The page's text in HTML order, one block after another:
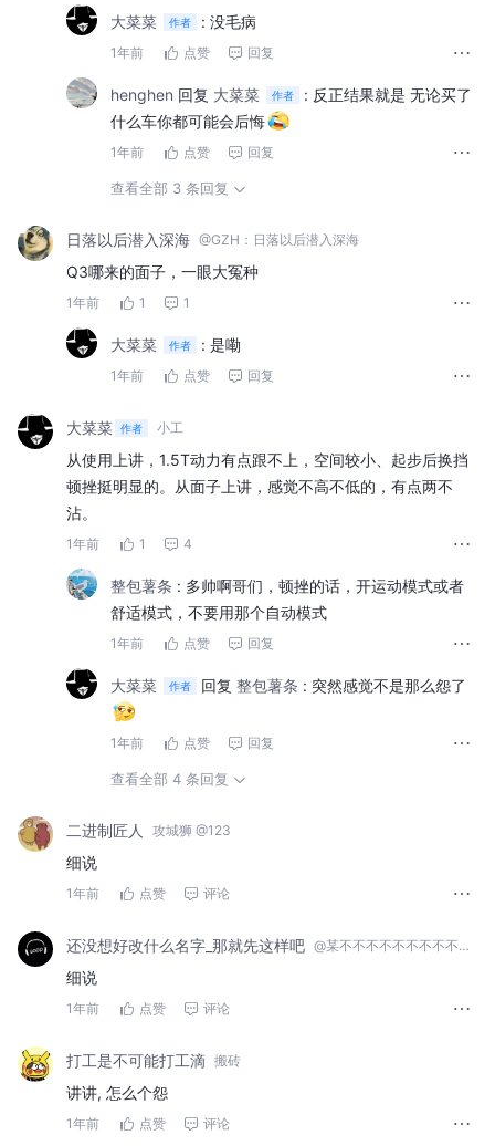
大菜菜 作者 : 没毛病
1年前 点赞 回复
henghen 回复 大菜菜 作者 : 反正结果就是 无论买了
什么车你都可能会后悔
1年前 点赞 回复
查看全部 3 条回复
日落以后潜入深海 @GZH：日落以后潜入深海
Q3哪来的面子，一眼大冤种
1年前 1 1
大菜菜 作者 : 是嘞
1年前 点赞 回复
大菜菜 作者 小工
从使用上讲，1.5T动力有点跟不上，空间较小、起步后换挡
顿挫挺明显的。从面子上讲，感觉不高不低的，有点两不
沾。
1年前 1 4
整包薯条 : 多帅啊哥们，顿挫的话，开运动模式或者
舒适模式，不要用那个自动模式
1年前 点赞 回复
大菜菜 作者 回复 整包薯条 : 突然感觉不是那么怨了
1年前 点赞 回复
查看全部 4 条回复
二进制匠人 攻城狮 @123
细说
1年前 点赞 评论
还没想好改什么名字_那就先这样吧 @某不不不不不不不不不知名企业
细说
1年前 点赞 评论
打工是不可能打工滴 搬砖
讲讲, 怎么个怨
1年前 点赞 评论